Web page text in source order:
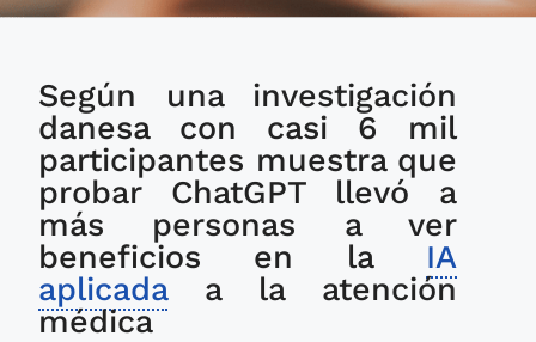
reduce la
incertidumbre pública
sobre el uso de IA en
salud
Según una investigación
danesa con casi 6 mil
participantes muestra que
probar ChatGPT llevó a
más personas a ver
beneficios en la IA
aplicadaa la atención
médica